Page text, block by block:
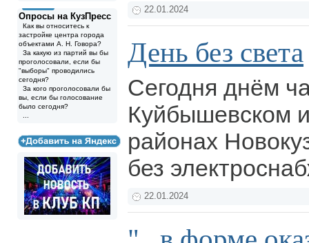
Опросы на КузПресс
Как вы относитесь к
застройке центра города
объектами А. Н. Говора?
За какую из партий вы бы
проголосовали, если бы
"выборы" проводились
сегодня?
За кого проголосовали бы
вы, если бы голосование
было сегодня?
22.01.2024
День без света
Сегодня днём
Куйбышевском
районах
без
22.01.2024